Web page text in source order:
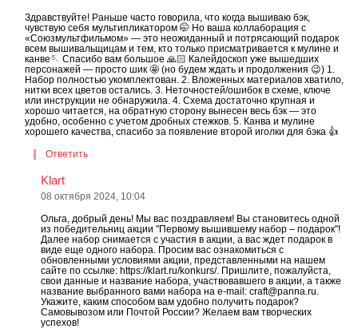
Здравствуйте! Раньше часто говорила, что когда вышиваю бэк,
чувствую себя мультипликатором 🤭 Но ваша коллаборация с
«Союзмультфильмом» — это неожиданный и потрясающий подарок
всем вышивальщицам и тем, кто только присматривается к мулине и
канве🪡 Спасибо вам большое 🙏🏻 Калейдоскоп уже вышедших
персонажей — просто шик 🤩 (но будем ждать и продолжения 😉) 1.
Набор полностью укомплектован. 2. Вложенных материалов хватило,
нитки всех цветов остались. 3. Неточностей/ошибок в схеме, ключе
или инструкции не обнаружила. 4. Схема достаточно крупная и
хорошо читается, на обратную сторону вынесен весь бэк — это
удобно, особенно с учетом дробных стежков. 5. Канва и мулине
хорошего качества, спасибо за появление второй иголки для бэка 👍
Ответить
Klart
08 октября 2024, 10:04
Ольга, добрый день! Мы вас поздравляем! Вы становитесь одной
из победительниц акции "Первому вышившему набор – подарок"!
Далее набор снимается с участия в акции, а вас ждет подарок в
виде еще одного набора. Просим вас ознакомиться с
обновленными условиями акции, представленными на нашем
сайте по ссылке: https://klart.ru/konkurs/. Пришлите, пожалуйста,
свои данные и название набора, участвовавшего в акции, а также
название выбранного вами набора на e-mail: craft@panna.ru.
Укажите, каким способом вам удобно получить подарок
Самовывозом или Почтой России? Желаем вам творческих
успехов!